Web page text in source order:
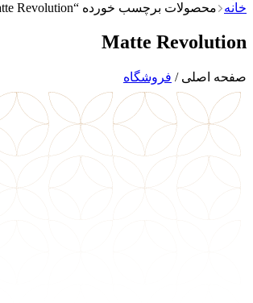
خانه
محصولات برچسب خورده “Matte Revolution”
Matte Revolution
صفحه اصلی / فروشگاه